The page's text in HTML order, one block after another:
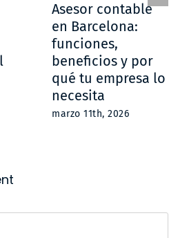
Asesor contable
en Barcelona:
funciones,
beneficios y por
qué tu empresa lo
necesita
marzo 11th, 2026